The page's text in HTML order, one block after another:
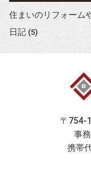
住まいのリフォーム
日記 (5)
〒754-
事
携帯